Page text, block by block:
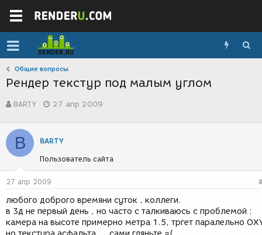
Общие вопросы
Рендер текстур под малым углом
в
о
р
т
е
м
ы
BARTY
а
с
з
д
и
я
27 апр 2009
B BARTY
Пользователь сайта
27 апр 2009
любого доброго времяни суток , коллеги.
в 3д не первый день , но часто с талкиваюсь с проблемой :
камера на высоте примерно метра 1.5, тргет паралельно